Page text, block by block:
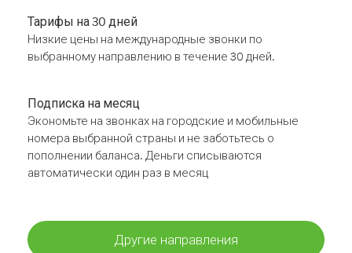
Тарифы на 30 дней
Низкие цены на международные звонки по
выбранному направлению в течение 30 дней.
Подписка на месяц
Экономьте на звонках на городские и мобильные
номера выбранной страны и не заботьтесь о
пополнении баланса. Деньги списываются
автоматически один раз в месяц
Другие направления